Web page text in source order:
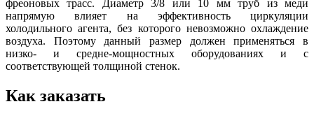
фреоновых трасс. Диаметр 3/8 или 10 мм труб из меди
напрямую влияет на эффективность циркуляции
холодильного агента, без которого невозможно охлаждение
воздуха. Поэтому данный размер должен применяться в
низко- и средне-мощностных оборудованиях и с
соответствующей толщиной стенок.
Как заказать